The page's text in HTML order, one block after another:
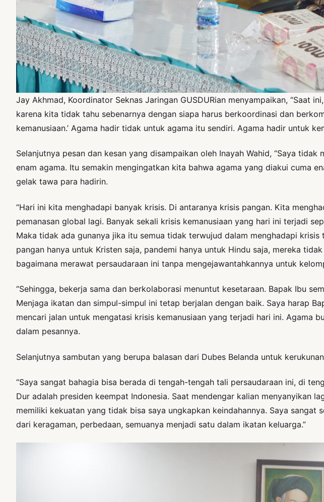
Jay Akhmad, Koordinator Seknas Jaringan GUSDURian menyampaikan,
karena kita tidak tahu sebenarnya dengan siapa harus berkoordinasi dan
kemanusiaan.’ Agama hadir tidak untuk agama itu sendiri. Agama hadir untuk
Selanjutnya pesan dan kesan yang disampaikan oleh Inayah Wahid, “Saya
enam agama. Itu semakin mengingatkan kita bahwa agama yang diakui cuma
gelak tawa para hadirin.
“Hari ini kita menghadapi banyak krisis. Di antaranya krisis pangan. Kita
pemanasan global lagi. Banyak sekali krisis kemanusiaan yang hari ini terjadi
Maka tidak ada gunanya jika itu semua tidak terwujud dalam menghadapi
pangan hanya untuk Kristen saja, pandemi hanya untuk Hindu saja, mereka
bagaimana merawat persaudaraan ini tanpa mengejawantahkannya untuk
“Sehingga, bekerja sama dan berkolaborasi menuntut kesetaraan. Bapak Ibu
Menjaga ikatan dan simpul-simpul ini tetap berjalan dengan baik. Saya harap
mencari jalan untuk mengatasi krisis kemanusiaan yang terjadi hari ini. Agama
dalam pesannya.
Selanjutnya sambutan yang berupa balasan dari Dubes Belanda untuk
“Saya sangat bahagia bisa berada di tengah-tengah tali persaudaraan ini, di
Dur adalah presiden keempat Indonesia. Saat mendengar kalian menyanyikan
memiliki kekuatan yang tidak bisa saya ungkapkan keindahannya. Saya
dari keragaman, perbedaan, semuanya menjadi satu dalam ikatan keluarga.”